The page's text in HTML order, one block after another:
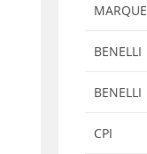
MARQUE
BENELLI
BENELLI
CPI